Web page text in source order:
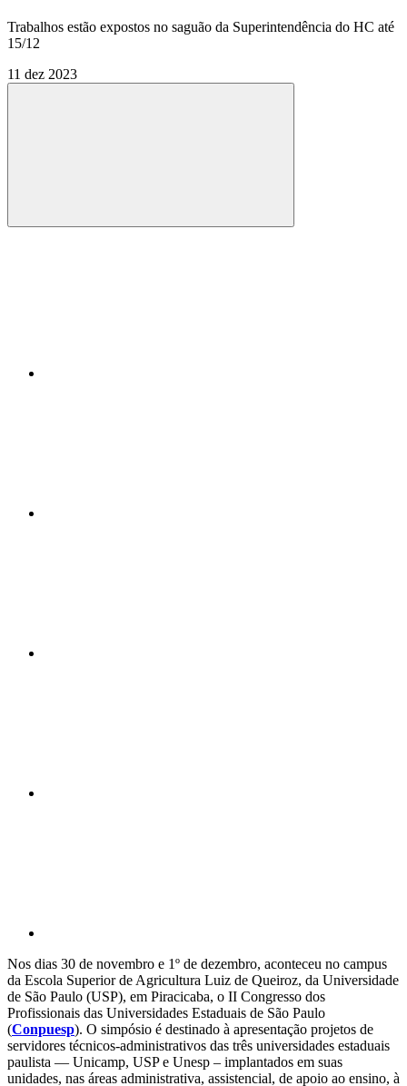
Trabalhos estão expostos no saguão da Superintendência do HC até
15/12
11 dez 2023
Compartilhar
Nos dias 30 de novembro e 1º de dezembro, aconteceu no campus
da Escola Superior de Agricultura Luiz de Queiroz, da Universidade
de São Paulo (USP), em Piracicaba, o II Congresso dos
Profissionais das Universidades Estaduais de São Paulo
(Conpuesp). O simpósio é destinado à apresentação projetos de
servidores técnicos-administrativos das três universidades estaduais
paulista — Unicamp, USP e Unesp – implantados em suas
unidades, nas áreas administrativa, assistencial, de apoio ao ensino, à